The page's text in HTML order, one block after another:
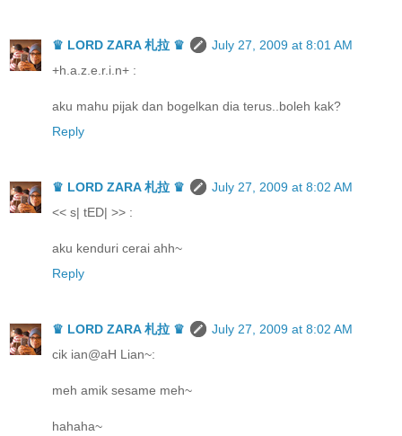
♛ LORD ZARA 札拉 ♛
July 27, 2009 at 8:01 AM
+h.a.z.e.r.i.n+ :
aku mahu pijak dan bogelkan dia terus..boleh kak?
Reply
♛ LORD ZARA 札拉 ♛
July 27, 2009 at 8:02 AM
<< s| tED| >> :
aku kenduri cerai ahh~
Reply
♛ LORD ZARA 札拉 ♛
July 27, 2009 at 8:02 AM
cik ian@aH Lian~:
meh amik sesame meh~
hahaha~